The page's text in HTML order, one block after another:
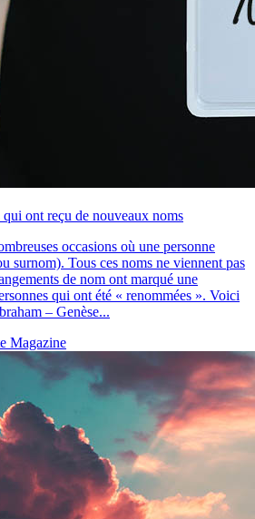
ont reçu de nouveaux noms
occasions où une personne
surnom). Tous ces noms ne viennent pas
de nom ont marqué une
qui ont été « renommées ». Voici
– Genèse...
Magazine